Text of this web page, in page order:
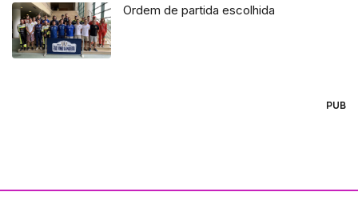
Ordem de partida escolhida
PUB